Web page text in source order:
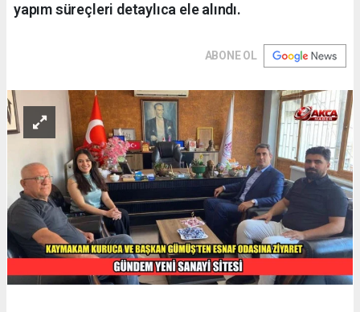
yapım süreçleri detaylıca ele alındı.
ABONE OL